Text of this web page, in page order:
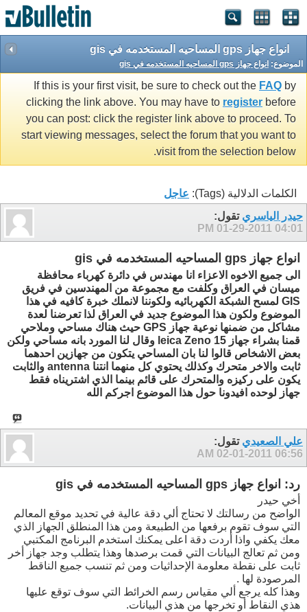
انواع جهاز gps المساحيه المستخدمه في gis
الموضوع: انواع جهاز gps المساحيه المستخدمه في gis
If this is your first visit, be sure to check out the FAQ by
clicking the link above. You may have to register before
you can post: click the register link above to proceed. To
start viewing messages, select the forum that you want to
visit from the selection below.
الكلمات الدلالية (Tags):
عاجل
حيدر الياسري تقول:
01-29-2011 04:01 PM
انواع جهاز gps المساحيه المستخدمه في gis
الى جميع الاخوه الاعزاء انا مهندس في دائرة كهرباء محافظة
ميسان في العراق وكلفت مع مجموعة من المهندسين في فريق
GIS لمسح الشبكة الكهربائيه ولكوننا لانملك خبرة كافيه في هذا
الموضوع ولكون هذا الموضوع جديد في العراق لذا تعرضنا لعدة
مشاكل من ضمنها نوعية جهاز GPS حيث هناك مساحي وملاحي
قمنا بشراء جهاز leica Zeno 15 وقال لنا المورد بانه مساحي ولكن
بعض الاشخاص قالوا لنا بان المساحي يتكون من جهازين احدهما
ثابت والاخر متحرك وكذلك يحتوي كل منهما انتنا antenna والثابت
يكون على ركيزه والمتحرك على قائم بينما الذي اشتريناه فقط
جهاز لوحده افيدونا حول هذا الموضوع اجركم الله
علي الصعيدي تقول:
02-01-2011 06:56 AM
رد: انواع جهاز gps المساحيه المستخدمه في gis
أخي حيدر
الواضح من رسالتك لا تحتاج ألي دقة عالية في تحديد موقع المعالم
التي سوف تقوم برفعها من الطبيعة ومن هذا المنطلق الجهاز الذي
معك يكفي واذا أردت دقة اعلى يمكنك استخدم البرنامج المكتبي
ومن ثم تعالج البيانات التي قمت برصدها وهذا يتطلب وجد جهاز أخر
ثابت على نقطة معلومة الإحداثيات ومن ثم تنسب جميع الناقط
المرصودة لها .
وهذا كله يرجع ألي مقياس رسم الخرائط التي سوف توقع عليها
هذي النقاط أو تخرجها من هذي البيانات.